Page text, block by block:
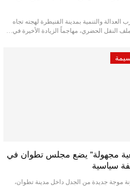
والتنمية بمدينة القنيطرة لهجته تجاه
النقل الحضري، مهاجماً الزيادة الأخيرة في…
مجهولة” يضع مجلس تطوان في
سياسية
موجة جديدة من الجدل داخل مدينة تطوان،